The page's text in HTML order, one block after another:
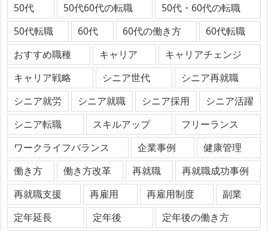
50代 50代60代の転職
50代・60代の転職
50代転職
60代 60代の働き方
60代転職
おすすめ職種
キャリア
キャリアチェンジ
キャリア戦略
シニア世代
シニア再就職
シニア就労
シニア就職 シニア採用
シニア活躍
シニア転職
スキルアップ
フリーランス
ワークライフバランス
企業事例
健康管理
働き方
働き方改革 再就職
再就職成功事例
再就職支援
再雇用 再雇用制度
副業
定年延長
定年後
定年後の働き方